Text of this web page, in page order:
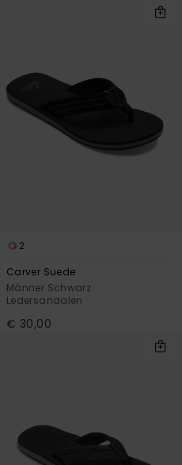
2
Carver Suede
Männer Schwarz
Ledersandalen
€ 30,00